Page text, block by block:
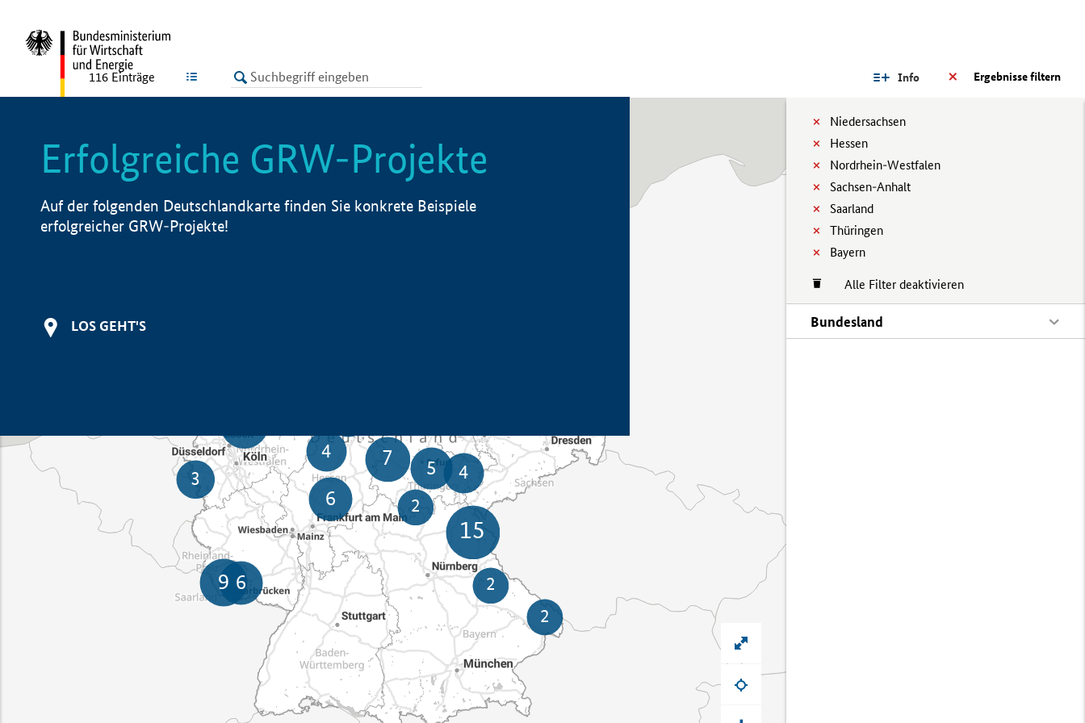
LISTE Ergebnisse filtern
Info
Niedersachsen
Hessen
Nordrhein-Westfalen
Sachsen-Anhalt
Saarland
Thüringen
Bayern
Alle Filter deaktivieren
Bundesland
116 Einträge
Erfolgreiche GRW-Projekte
Auf der folgenden Deutschlandkarte finden Sie konkrete Beispiele
erfolgreicher GRW-Projekte!
LOS GEHT'S